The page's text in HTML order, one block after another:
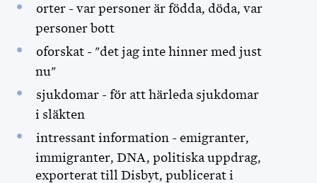
orter - var personer är födda, döda, var
personer bott
oforskat - "det jag inte hinner med just
nu"
sjukdomar - för att härleda sjukdomar
i släkten
intressant information - emigranter,
immigranter, DNA, politiska uppdrag,
exporterat till Disbyt, publicerat i